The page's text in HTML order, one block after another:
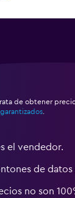
de obtener
el vendedor.
de datos
no son